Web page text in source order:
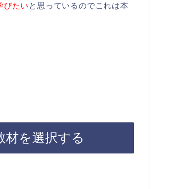
びたい と思っているのでこれは本
材を選択する